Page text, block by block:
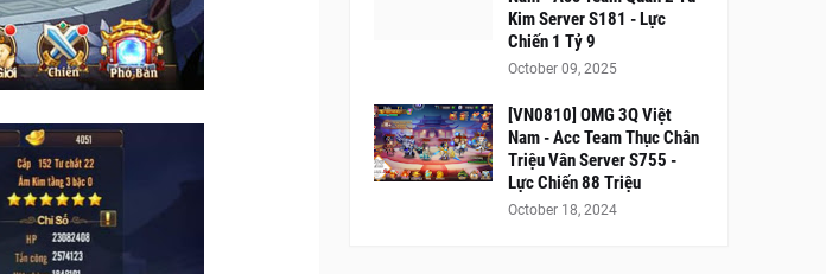
Kim Server S181 - Lực
Chiến 1 Tỷ 9
October 09, 2025
[VN0810] OMG 3Q Việt
Nam - Acc Team Thục Chân
Triệu Vân Server S755 -
Lực Chiến 88 Triệu
October 18, 2024